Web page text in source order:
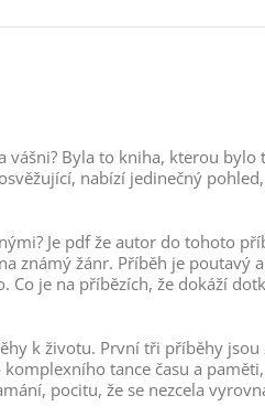
Byla to kniha, kterou bylo
nabízí jedinečný
Je pdf že autor do tohoto
známý žánr. Příběh je poutavý
je na příbězích, že dokáží
k životu. První tři příběhy
tance času a
pocitu, že se nezcela